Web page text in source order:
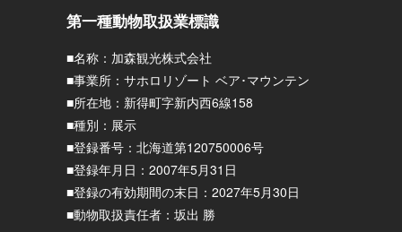
第一種動物取扱業標識
■名称：加森観光株式会社
■事業所：サホロリゾート ベア･マウンテン
■所在地：新得町字新内西6線158
■種別：展示
■登録番号：北海道第120750006号
■登録年月日：2007年5月31日
■登録の有効期間の末日：2027年5月30日
■動物取扱責任者：坂出 勝